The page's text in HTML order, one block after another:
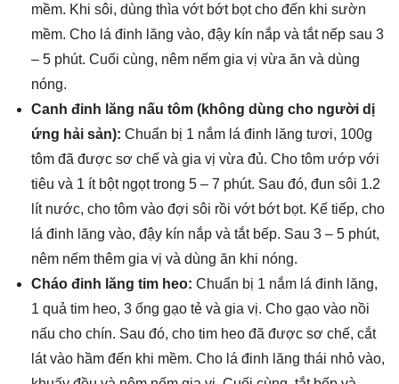
mềm. Khi sôi, dùng thìa vớt bớt bọt cho đến khi sườn
mềm. Cho lá đinh lăng vào, đậy kín nắp và tắt nếp sau 3
– 5 phút. Cuối cùng, nêm nếm gia vị vừa ăn và dùng
nóng.
Canh đinh lăng nấu tôm (không dùng cho người dị
ứng hải sản): Chuẩn bị 1 nắm lá đinh lăng tươi, 100g
tôm đã được sơ chế và gia vị vừa đủ. Cho tôm ướp với
tiêu và 1 ít bột ngọt trong 5 – 7 phút. Sau đó, đun sôi 1.2
lít nước, cho tôm vào đợi sôi rồi vớt bớt bọt. Kế tiếp, cho
lá đinh lăng vào, đậy kín nắp và tắt bếp. Sau 3 – 5 phút,
nêm nếm thêm gia vị và dùng ăn khi nóng.
Cháo đinh lăng tim heo: Chuẩn bị 1 nắm lá đinh lăng,
1 quả tim heo, 3 ống gạo tẻ và gia vị. Cho gạo vào nồi
nấu cho chín. Sau đó, cho tim heo đã được sơ chế, cắt
lát vào hầm đến khi mềm. Cho lá đinh lăng thái nhỏ vào,